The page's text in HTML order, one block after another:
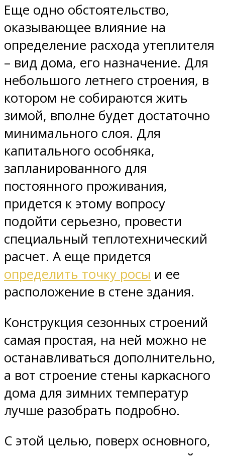
Еще одно обстоятельство,
оказывающее влияние на
определение расхода утеплителя
– вид дома, его назначение. Для
небольшого летнего строения, в
котором не собираются жить
зимой, вполне будет достаточно
минимального слоя. Для
капитального особняка,
запланированного для
постоянного проживания,
придется к этому вопросу
подойти серьезно, провести
специальный теплотехнический
расчет. А еще придется
определить точку росы и ее
расположение в стене здания.
Конструкция сезонных строений
самая простая, на ней можно не
останавливаться дополнительно,
а вот строение стены каркасного
дома для зимних температур
лучше разобрать подробно.
С этой целью, поверх основного,